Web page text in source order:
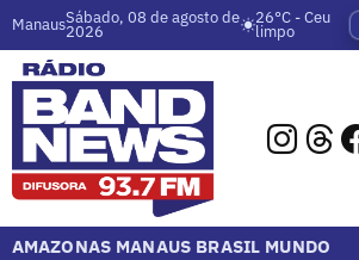
ManausSábado, 08 de agosto de
2026
26°C - Ceu
limpo
AMAZONAS MANAUS BRASIL MUNDO